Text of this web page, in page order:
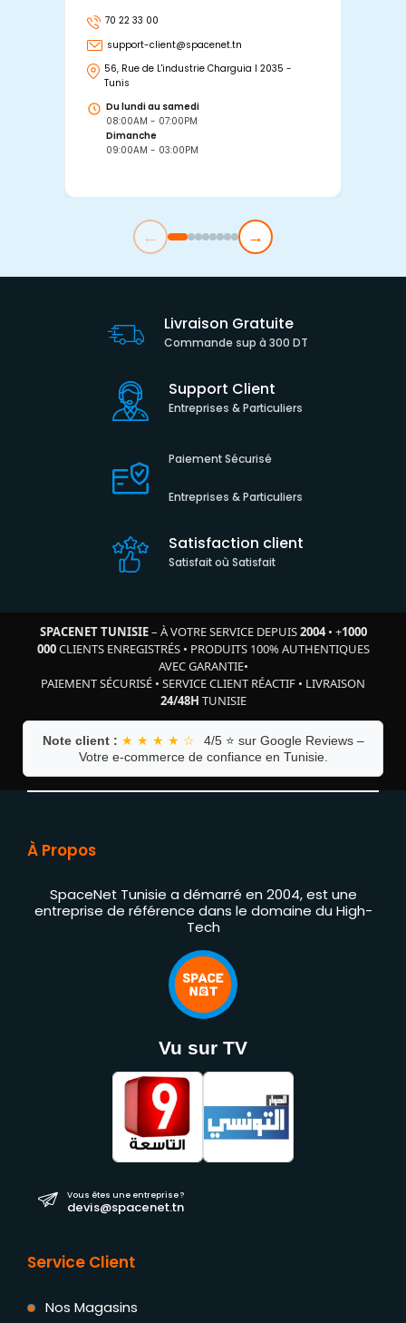
70 22 33 00
support-client@spacenet.tn
56, Rue de L'industrie Charguia I 2035 -
Tunis
Du lundi au samedi
08:00AM - 07:00PM
Dimanche
09:00AM - 03:00PM
← →
Livraison Gratuite
Commande sup à 300 DT
Support Client
Entreprises & Particuliers
Paiement Sécurisé
Entreprises & Particuliers
Satisfaction client
Satisfait où Satisfait
SPACENET TUNISIE– À VOTRE SERVICE DEPUIS2004• +1000
000CLIENTS ENREGISTRÉS• PRODUITS 100% AUTHENTIQUES
AVEC GARANTIE•
PAIEMENT SÉCURISÉ • SERVICE CLIENT RÉACTIF • LIVRAISON
24/48H TUNISIE
Note client : ★ ★ ★ ★ ☆
4/5 ⭐ sur Google Reviews –
Votre e-commerce de confiance en Tunisie.
À Propos
SpaceNet Tunisie a démarré en 2004, est une
entreprise de référence dans le domaine du High-
Tech
Vu sur TV
Vous êtes une entreprise ?
devis@spacenet.tn
Service Client
Nos Magasins